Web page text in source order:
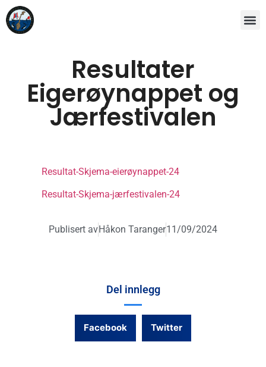
Resultater
Eigerøynappet og
Jærfestivalen
Resultat-Skjema-eierøynappet-24
Resultat-Skjema-jærfestivalen-24
Publisert avHåkon Taranger11/09/2024
Del innlegg
Facebook Twitter